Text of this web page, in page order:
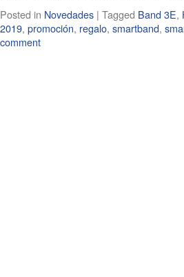
Posted in Novedades | Tagged Band 3E,
2019, promoción, regalo, smartband,
comment